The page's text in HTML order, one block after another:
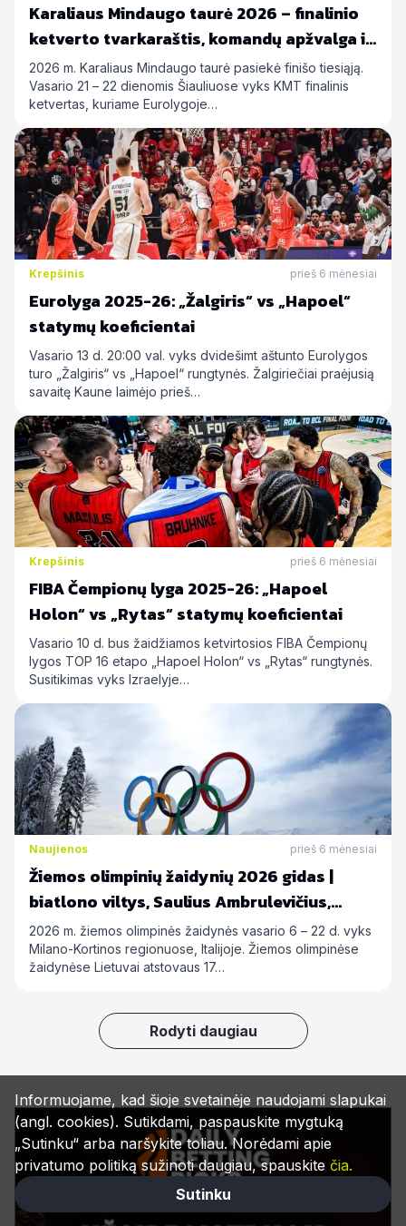
Karaliaus Mindaugo taurė 2026 – finalinio
ketverto tvarkaraštis, komandų apžvalga ir
statymų prognozės
2026 m. Karaliaus Mindaugo taurė pasiekė finišo tiesiąją.
Vasario 21 – 22 dienomis Šiauliuose vyks KMT finalinis
ketvertas, kuriame Eurolygoje…
Krepšinis prieš 6 mėnesiai
Eurolyga 2025-26: „Žalgiris“ vs „Hapoel“
statymų koeficientai
Vasario 13 d. 20:00 val. vyks dvidešimt aštunto Eurolygos
turo „Žalgiris“ vs „Hapoel“ rungtynės. Žalgiriečiai praėjusią
savaitę Kaune laimėjo prieš…
Krepšinis prieš 6 mėnesiai
FIBA Čempionų lyga 2025-26: „Hapoel
Holon“ vs „Rytas“ statymų koeficientai
Vasario 10 d. bus žaidžiamos ketvirtosios FIBA Čempionų
lygos TOP 16 etapo „Hapoel Holon“ vs „Rytas“ rungtynės.
Susitikimas vyks Izraelyje…
Naujienos prieš 6 mėnesiai
Žiemos olimpinių žaidynių 2026 gidas |
biatlono viltys, Saulius Ambrulevičius,
Allison Reed ir kiti
2026 m. žiemos olimpinės žaidynės vasario 6 – 22 d. vyks
Milano-Kortinos regionuose, Italijoje. Žiemos olimpinėse
žaidynėse Lietuvai atstovaus 17…
Rodyti daugiau
Informuojame, kad šioje svetainėje naudojami slapukai
(angl. cookies). Sutikdami, paspauskite mygtuką
„Sutinku“ arba naršykite toliau. Norėdami apie
privatumo politiką sužinoti daugiau, spauskite čia.
Sutinku